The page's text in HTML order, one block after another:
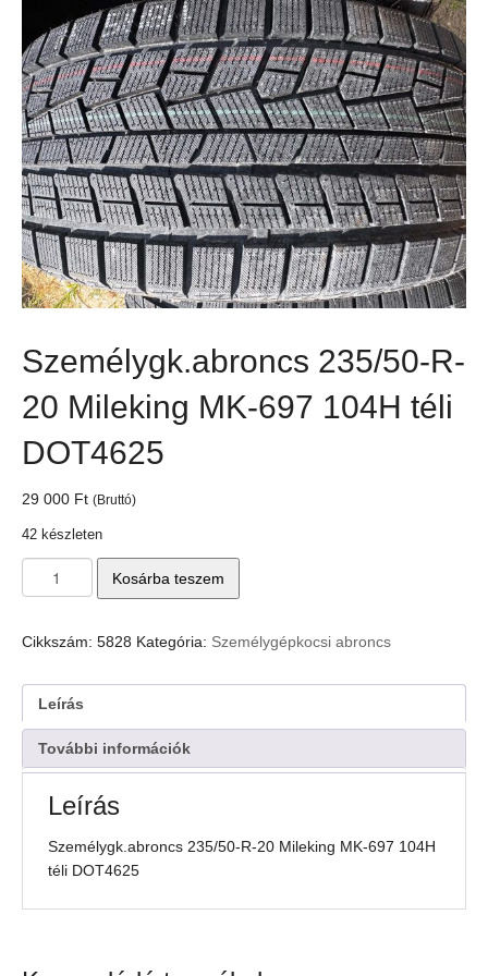
Személygk.abroncs 235/50-R-
20 Mileking MK-697 104H téli
DOT4625
29 000 Ft (Bruttó)
42 készleten
235/50-
20
697
104H
téli
DOT4625
Kosárba teszem
Cikkszám: 5828 Kategória: Személygépkocsi abroncs
Leírás
További információk
Leírás
Személygk.abroncs 235/50-R-20 Mileking MK-697 104H
téli DOT4625